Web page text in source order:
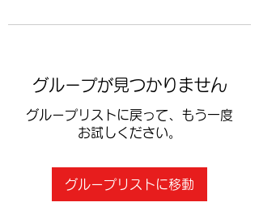
グループが見つかりません
グループリストに戻って、もう一度
お試しください。
グループリストに移動